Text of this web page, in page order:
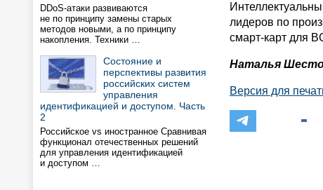
DDoS-атаки развиваются
не по принципу замены старых
методов новыми, а по принципу
накопления. Техники …
Состояние и
перспективы развития
российских систем
управления
идентификацией и доступом. Часть
2
Российское vs иностранное Сравнивая
функционал отечественных решений
для управления идентификацией
и доступом …
лидеров по
смарт-карт для
Наталья
Версия для